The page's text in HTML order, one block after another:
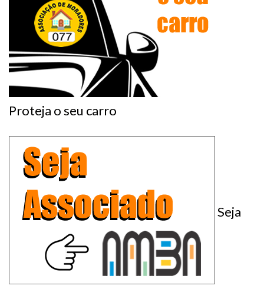
Proteja o seu carro
Seja